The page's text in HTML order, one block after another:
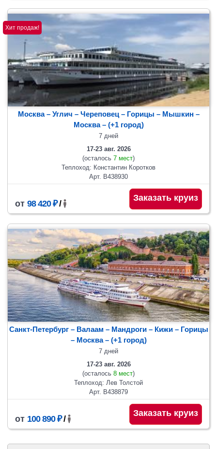
Хит продаж!
Москва – Углич – Череповец – Горицы – Мышкин –
Москва– (+1 город)
7 дней
17-23 авг. 2026
(осталось 7 мест)
Теплоход: Константин Коротков
Арт. В438930
от 98 420 ₽/
Заказать круиз
Санкт-Петербург – Валаам – Мандроги – Кижи – Горицы
– Москва– (+1 город)
7 дней
17-23 авг. 2026
(осталось 8 мест)
Теплоход: Лев Толстой
Арт. В438879
от 100 890 ₽/
Заказать круиз